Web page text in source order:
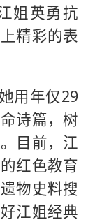
姐英勇抗
精彩的表
用年仅29
诗篇，树
目前，江
红色教育
物史料搜
江姐经典